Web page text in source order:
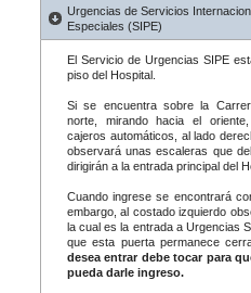
Urgencias de Servicios
Especiales (SIPE)
El Servicio de Urgencias SIPE
piso del Hospital.
Si se encuentra sobre la
norte, mirando hacia el
cajeros automáticos, al lado
observará unas escaleras que
dirigirán a la entrada principal del
Cuando ingrese se encontrará
embargo, al costado izquierdo
la cual es la entrada a Urgencias
que esta puerta permanece
desea entrar debe tocar para
pueda darle ingreso.